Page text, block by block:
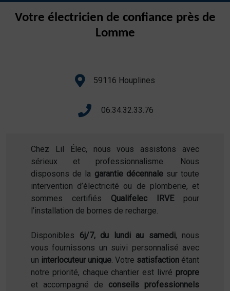
Votre électricien de confiance près de
Lomme
59116 Houplines
06.34.32.33.76
Chez Lil Élec, nous vous assistons avec
sérieux et professionnalisme. Nous
disposons de la garantie décennalesur toute
intervention d’électricité ou de plomberie, et
sommes certifiés Qualifelec IRVEpour
l’installation de bornes de recharge.
Disponibles 6j/7, du lundi au samedi, nous
vous fournissons un suivi personnalisé avec
un interlocuteur unique. Votre satisfaction étant
notre priorité, chaque chantier est livré propre
et accompagné de conseils professionnels